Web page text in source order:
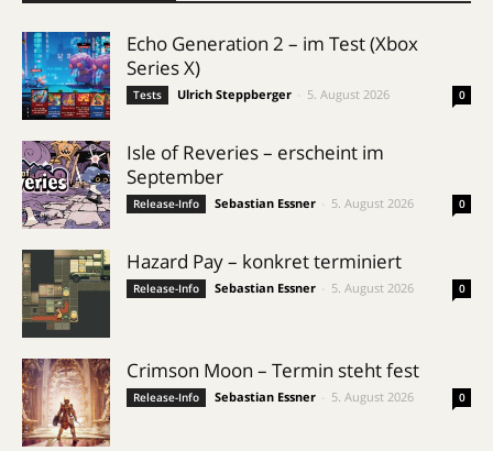
Echo Generation 2 – im Test (Xbox
Series X)
Tests Ulrich Steppberger 5. August 2026 0
Isle of Reveries – erscheint im
September
Release-Info Sebastian Essner 5. August 2026 0
Hazard Pay – konkret terminiert
Release-Info Sebastian Essner 5. August 2026 0
Crimson Moon – Termin steht fest
Release-Info Sebastian Essner 5. August 2026 0